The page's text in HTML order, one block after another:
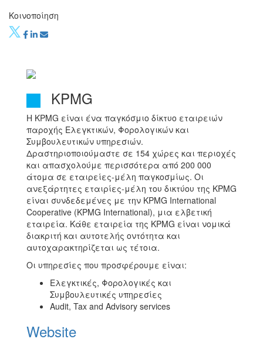
Κοινοποίηση
KPMG
Η KPMG είναι ένα παγκόσμιο δίκτυο εταιρειών
παροχής Ελεγκτικών, Φορολογικών και
Συμβουλευτικών υπηρεσιών.
Δραστηριοποιούμαστε σε 154 χώρες και περιοχές
και απασχολούμε περισσότερα από 200 000
άτομα σε εταιρείες-μέλη παγκοσμίως. Οι
ανεξάρτητες εταιρίες-μέλη του δικτύου της KPMG
είναι συνδεδεμένες με την KPMG International
Cooperative (KPMG International), μια ελβετική
εταιρεία. Κάθε εταιρεία της KPMG είναι νομικά
διακριτή και αυτοτελής οντότητα και
αυτοχαρακτηρίζεται ως τέτοια.
Οι υπηρεσίες που προσφέρουμε είναι:
Ελεγκτικές, Φορολογικές και
Συμβουλευτικές υπηρεσίες
Audit, Tax and Advisory services
Website